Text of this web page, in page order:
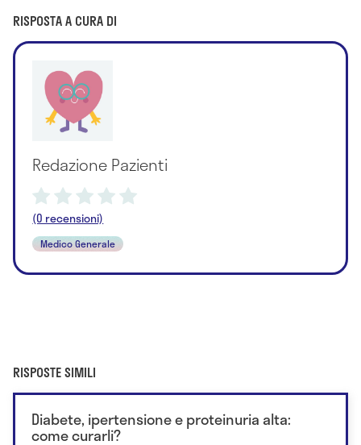
RISPOSTA A CURA DI
Redazione Pazienti
(0 recensioni)
Medico Generale
RISPOSTE SIMILI
Diabete, ipertensione e proteinuria alta:
come curarli?